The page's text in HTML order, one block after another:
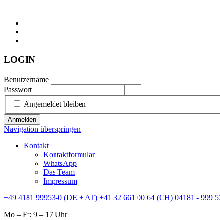
LOGIN
Benutzername
Passwort
Angemeldet bleiben
Anmelden
Navigation überspringen
Kontakt
Kontaktformular
WhatsApp
Das Team
Impressum
+49 4181 99953-0 (DE + AT) +41 32 661 00 64 (CH) 04181 - 999
Mo – Fr: 9 – 17 Uhr